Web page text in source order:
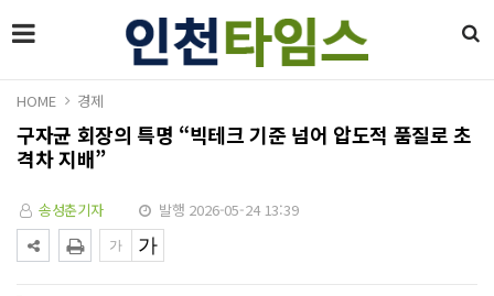
HOME 경제
구자균 회장의 특명 “빅테크 기준 넘어 압도적 품질로 초
격차 지배”
송성춘기자 발행 2026-05-24 13:39